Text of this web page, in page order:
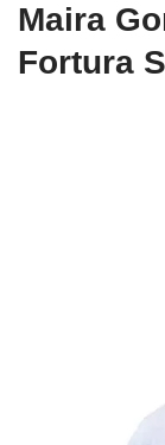
Maira
Fortura